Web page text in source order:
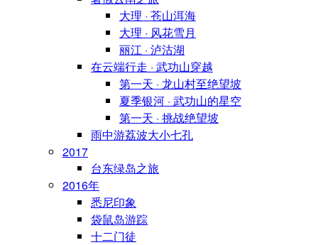
大理 · 苍山洱海
大理 · 风花雪月
丽江 · 泸沽湖
在云端行走 · 武功山穿越
第一天 · 龙山村至绝望坡
夏季银河 · 武功山的星空
第一天 · 挑战绝望坡
雨中游荔波大小七孔
2017
台东绿岛之旅
2016年
悉尼印象
袋鼠岛游踪
十二门徒